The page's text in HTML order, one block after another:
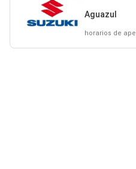
Aguazul
horarios de